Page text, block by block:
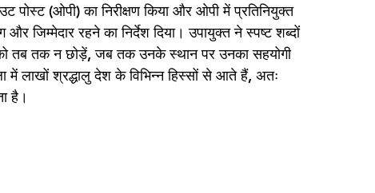
पोस्ट (ओपी) का निरीक्षण किया और ओपी में प्रतिनियुक्त
जिम्मेदार रहने का निर्देश दिया। उपायुक्त ने स्पष्ट शब्दों
तब तक न छोड़ें, जब तक उनके स्थान पर उनका सहयोगी
में लाखों श्रद्धालु देश के विभिन्न हिस्सों से आते हैं, अतः
है।